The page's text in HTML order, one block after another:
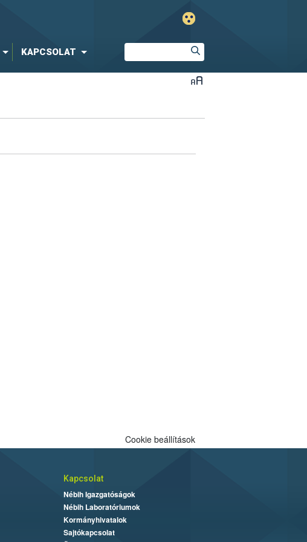
KAPCSOLAT
Cookie beállítások
Kapcsolat
Nébih Igazgatóságok
Nébih Laboratóriumok
Kormányhivatalok
Sajtókapcsolat